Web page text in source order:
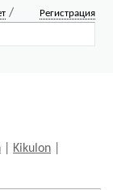
/ Регистрация
Kikulon